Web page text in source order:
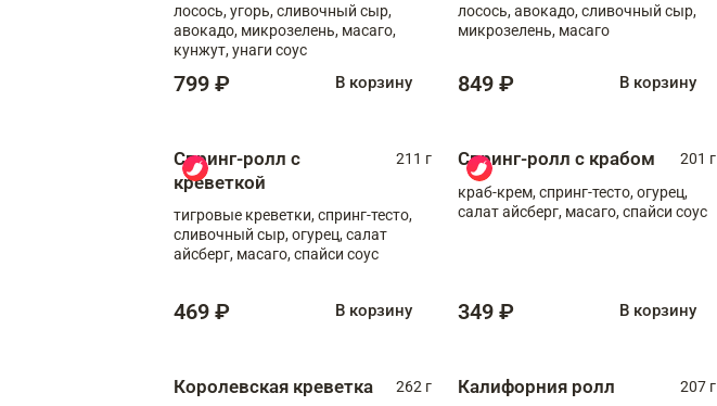
лосось, угорь, сливочный сыр,
авокадо, микрозелень, масаго,
кунжут, унаги соус
799 ₽ В корзину
лосось, авокадо, сливочный сыр,
микрозелень, масаго
849 ₽ В корзину
Спринг-ролл с
креветкой
211 г
тигровые креветки, спринг-тесто,
сливочный сыр, огурец, салат
айсберг, масаго, спайси соус
469 ₽ В корзину
Спринг-ролл с крабом
201 г
краб-крем, спринг-тесто, огурец,
салат айсберг, масаго, спайси соус
349 ₽ В корзину
Королевская креветка
262 г Калифорния ролл 207 г